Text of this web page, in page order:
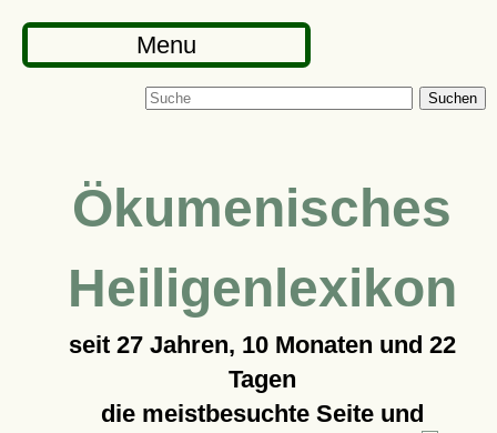
Menu
Suchen
Ökumenisches
Heiligenlexikon
seit 27 Jahren, 10 Monaten und 22
Tagen
die meistbesuchte Seite und